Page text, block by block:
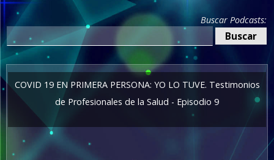
Buscar Podcasts:
COVID 19 EN PRIMERA PERSONA: YO LO TUVE. Testimonios
de Profesionales de la Salud - Episodio 9